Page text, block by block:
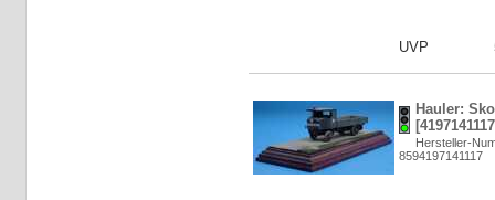
UVP
Hauler:
Hersteller-
8594197141117